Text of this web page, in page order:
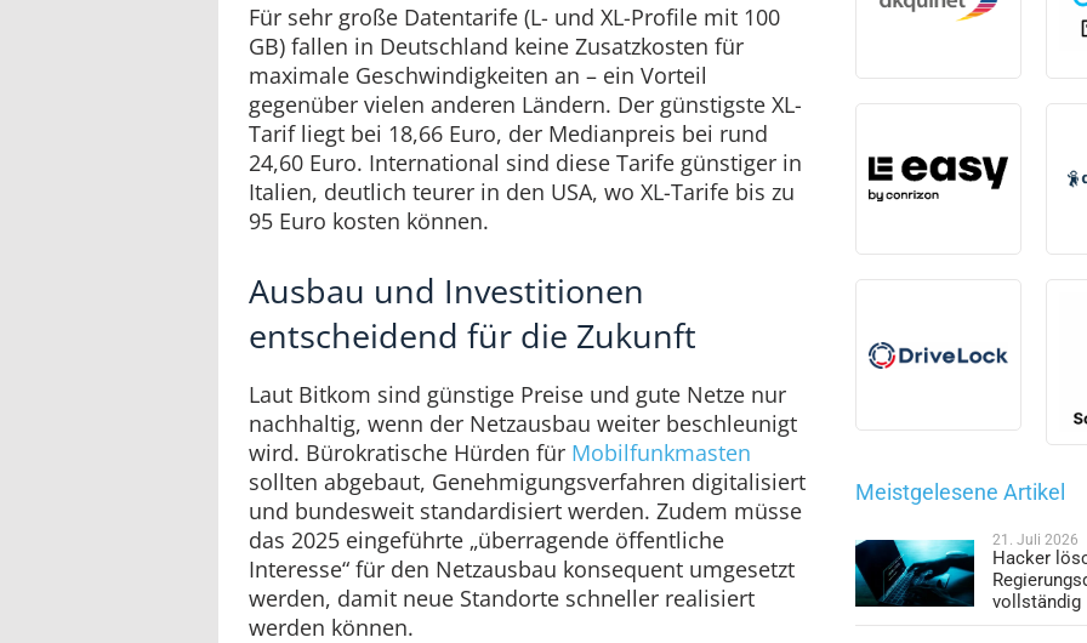
Für sehr große Datentarife (L- und XL-Profile mit 100
GB) fallen in Deutschland keine Zusatzkosten für
maximale Geschwindigkeiten an – ein Vorteil
gegenüber vielen anderen Ländern. Der günstigste XL-
Tarif liegt bei 18,66 Euro, der Medianpreis bei rund
24,60 Euro. International sind diese Tarife günstiger in
Italien, deutlich teurer in den USA, wo XL-Tarife bis zu
95 Euro kosten können.
Ausbau und Investitionen
entscheidend für die Zukunft
Laut Bitkom sind günstige Preise und gute Netze nur
nachhaltig, wenn der Netzausbau weiter beschleunigt
wird. Bürokratische Hürden für Mobilfunkmasten
sollten abgebaut, Genehmigungsverfahren digitalisiert
und bundesweit standardisiert werden. Zudem müsse
das 2025 eingeführte „überragende öffentliche
Interesse“ für den Netzausbau konsequent umgesetzt
werden, damit neue Standorte schneller realisiert
werden können.
Meistgelesene Artikel
21. Juli 2026
Hacker
vollständig